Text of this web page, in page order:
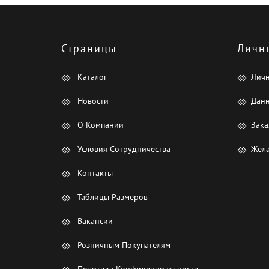
Страницы
Каталог
Новости
О Компании
Условия Сотрудничества
Контакты
Таблицы Размеров
Вакансии
Розничным Покупателям